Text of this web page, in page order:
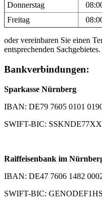
Donnerstag
Freitag
oder vereinbaren Sie einen
entsprechenden Sachgebietes.
Bankverbindungen:
Sparkasse Nürnberg
IBAN: DE79 7605 0101
SWIFT-BIC:
Raiffeisenbank im
IBAN: DE47 7606 1482
SWIFT-BIC: